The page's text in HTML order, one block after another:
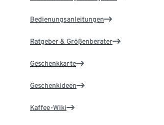
Bedienungsanleitungen
Ratgeber & Größenberater
Geschenkkarte
Geschenkideen
Kaffee-Wiki